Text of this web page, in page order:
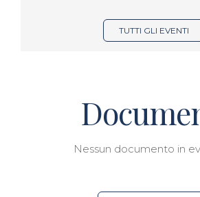
TUTTI GLI EVENTI
Nessun documento in